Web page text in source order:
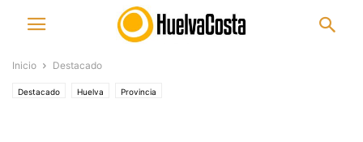
Inicio Destacado
Destacado Huelva Provincia